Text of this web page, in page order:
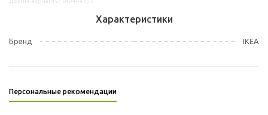
Характеристики
Бренд IKEA
Персональные рекомендации